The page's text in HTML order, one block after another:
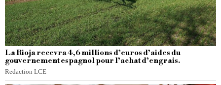
La Rioja recevra 4,6 millions d’euros d’aides du
gouvernement espagnol pour l’achat d’engrais.
Redaction LCE